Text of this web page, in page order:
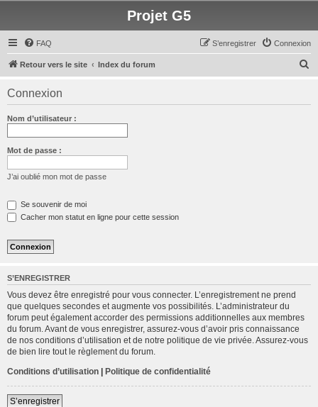
Projet G5
FAQ Connexion
S’enregistrer
Retour vers le site Index du forum
Connexion
Nom d’utilisateur :
Mot de passe :
J’ai oublié mon mot de passe
Se souvenir de moi
Cacher mon statut en ligne pour cette session
S’ENREGISTRER
Vous devez être enregistré pour vous connecter. L’enregistrement ne prend
que quelques secondes et augmente vos possibilités. L’administrateur du
forum peut également accorder des permissions additionnelles aux membres
du forum. Avant de vous enregistrer, assurez-vous d’avoir pris connaissance
de nos conditions d’utilisation et de notre politique de vie privée. Assurez-vous
de bien lire tout le règlement du forum.
Conditions d’utilisation | Politique de confidentialité
S’enregistrer